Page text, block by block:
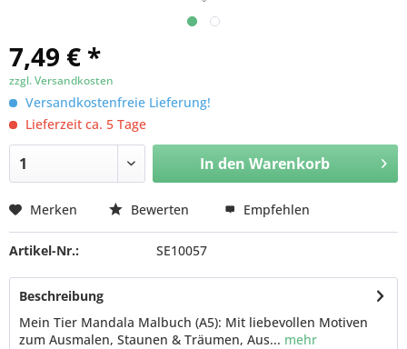
7,49 € *
zzgl. Versandkosten
Versandkostenfreie Lieferung!
Lieferzeit ca. 5 Tage
In den Warenkorb
Merken Bewerten Empfehlen
Artikel-Nr.: SE10057
Beschreibung
Mein Tier Mandala Malbuch (A5): Mit liebevollen Motiven
zum Ausmalen, Staunen & Träumen, Aus... mehr